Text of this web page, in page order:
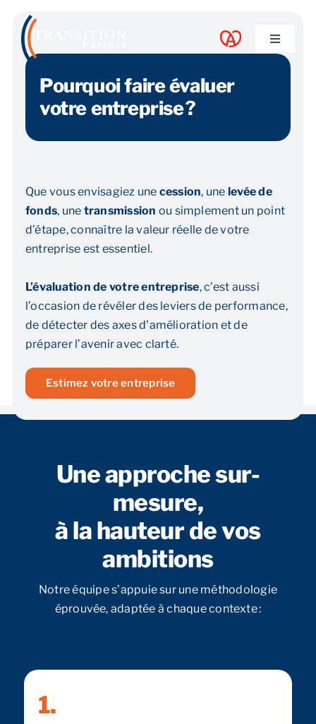
content
Toggle
A propos
Blog
Contact
Estimez votre entreprise
Pourquoi faire évaluer
votre entreprise ?
Que vous envisagiez une cession, une levée de
fonds, une transmission ou simplement un point
d’étape, connaître la valeur réelle de votre
entreprise est essentiel.
L’évaluation de votre entreprise, c’est aussi
l’occasion de révéler des leviers de performance,
de détecter des axes d’amélioration et de
préparer l’avenir avec clarté.
Estimez votre entreprise
Une approche sur-
mesure,
à la hauteur de vos
ambitions
Notre équipe s’appuie sur une méthodologie
éprouvée, adaptée à chaque contexte :
1.